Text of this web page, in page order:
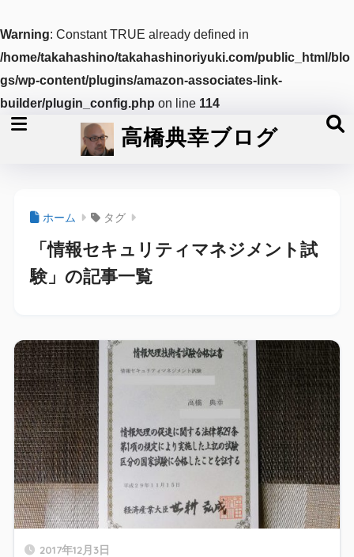
Warning: Constant TRUE already defined in
/home/takahashino/takahashinoriyuki.com/public_html/blo
gs/wp-content/plugins/amazon-associates-link-
builder/plugin_config.php on line 114
高橋典幸ブログ
ホーム タグ
「情報セキュリティマネジメント試
験」の記事一覧
2017年12月3日